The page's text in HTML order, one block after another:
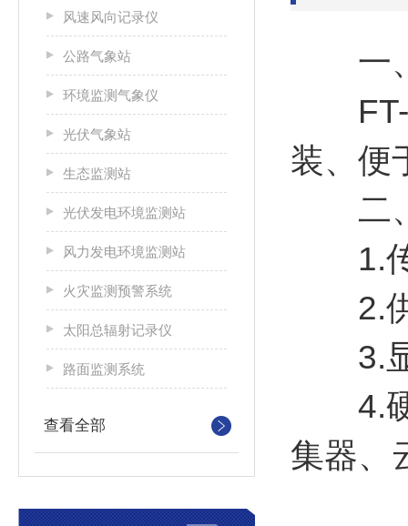
风速风向记录仪
公路气象站
环境监测气象仪
光伏气象站
生态监测站
光伏发电环境监测站
风力发电环境监测站
火灾监测预警系统
太阳总辐射记录仪
路面监测系统
查看全部
一
FT-
装、便
二
1.传
2.供
3.显
4.硬
集器、